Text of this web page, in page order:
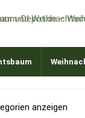
anzeigen